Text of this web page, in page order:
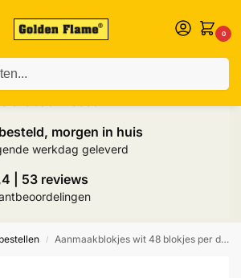
0
palletlevering
morgen in huis
werkdag geleverd
| 53 reviews
/ Aanmaakblokjes wit 48 blokjes per doosje